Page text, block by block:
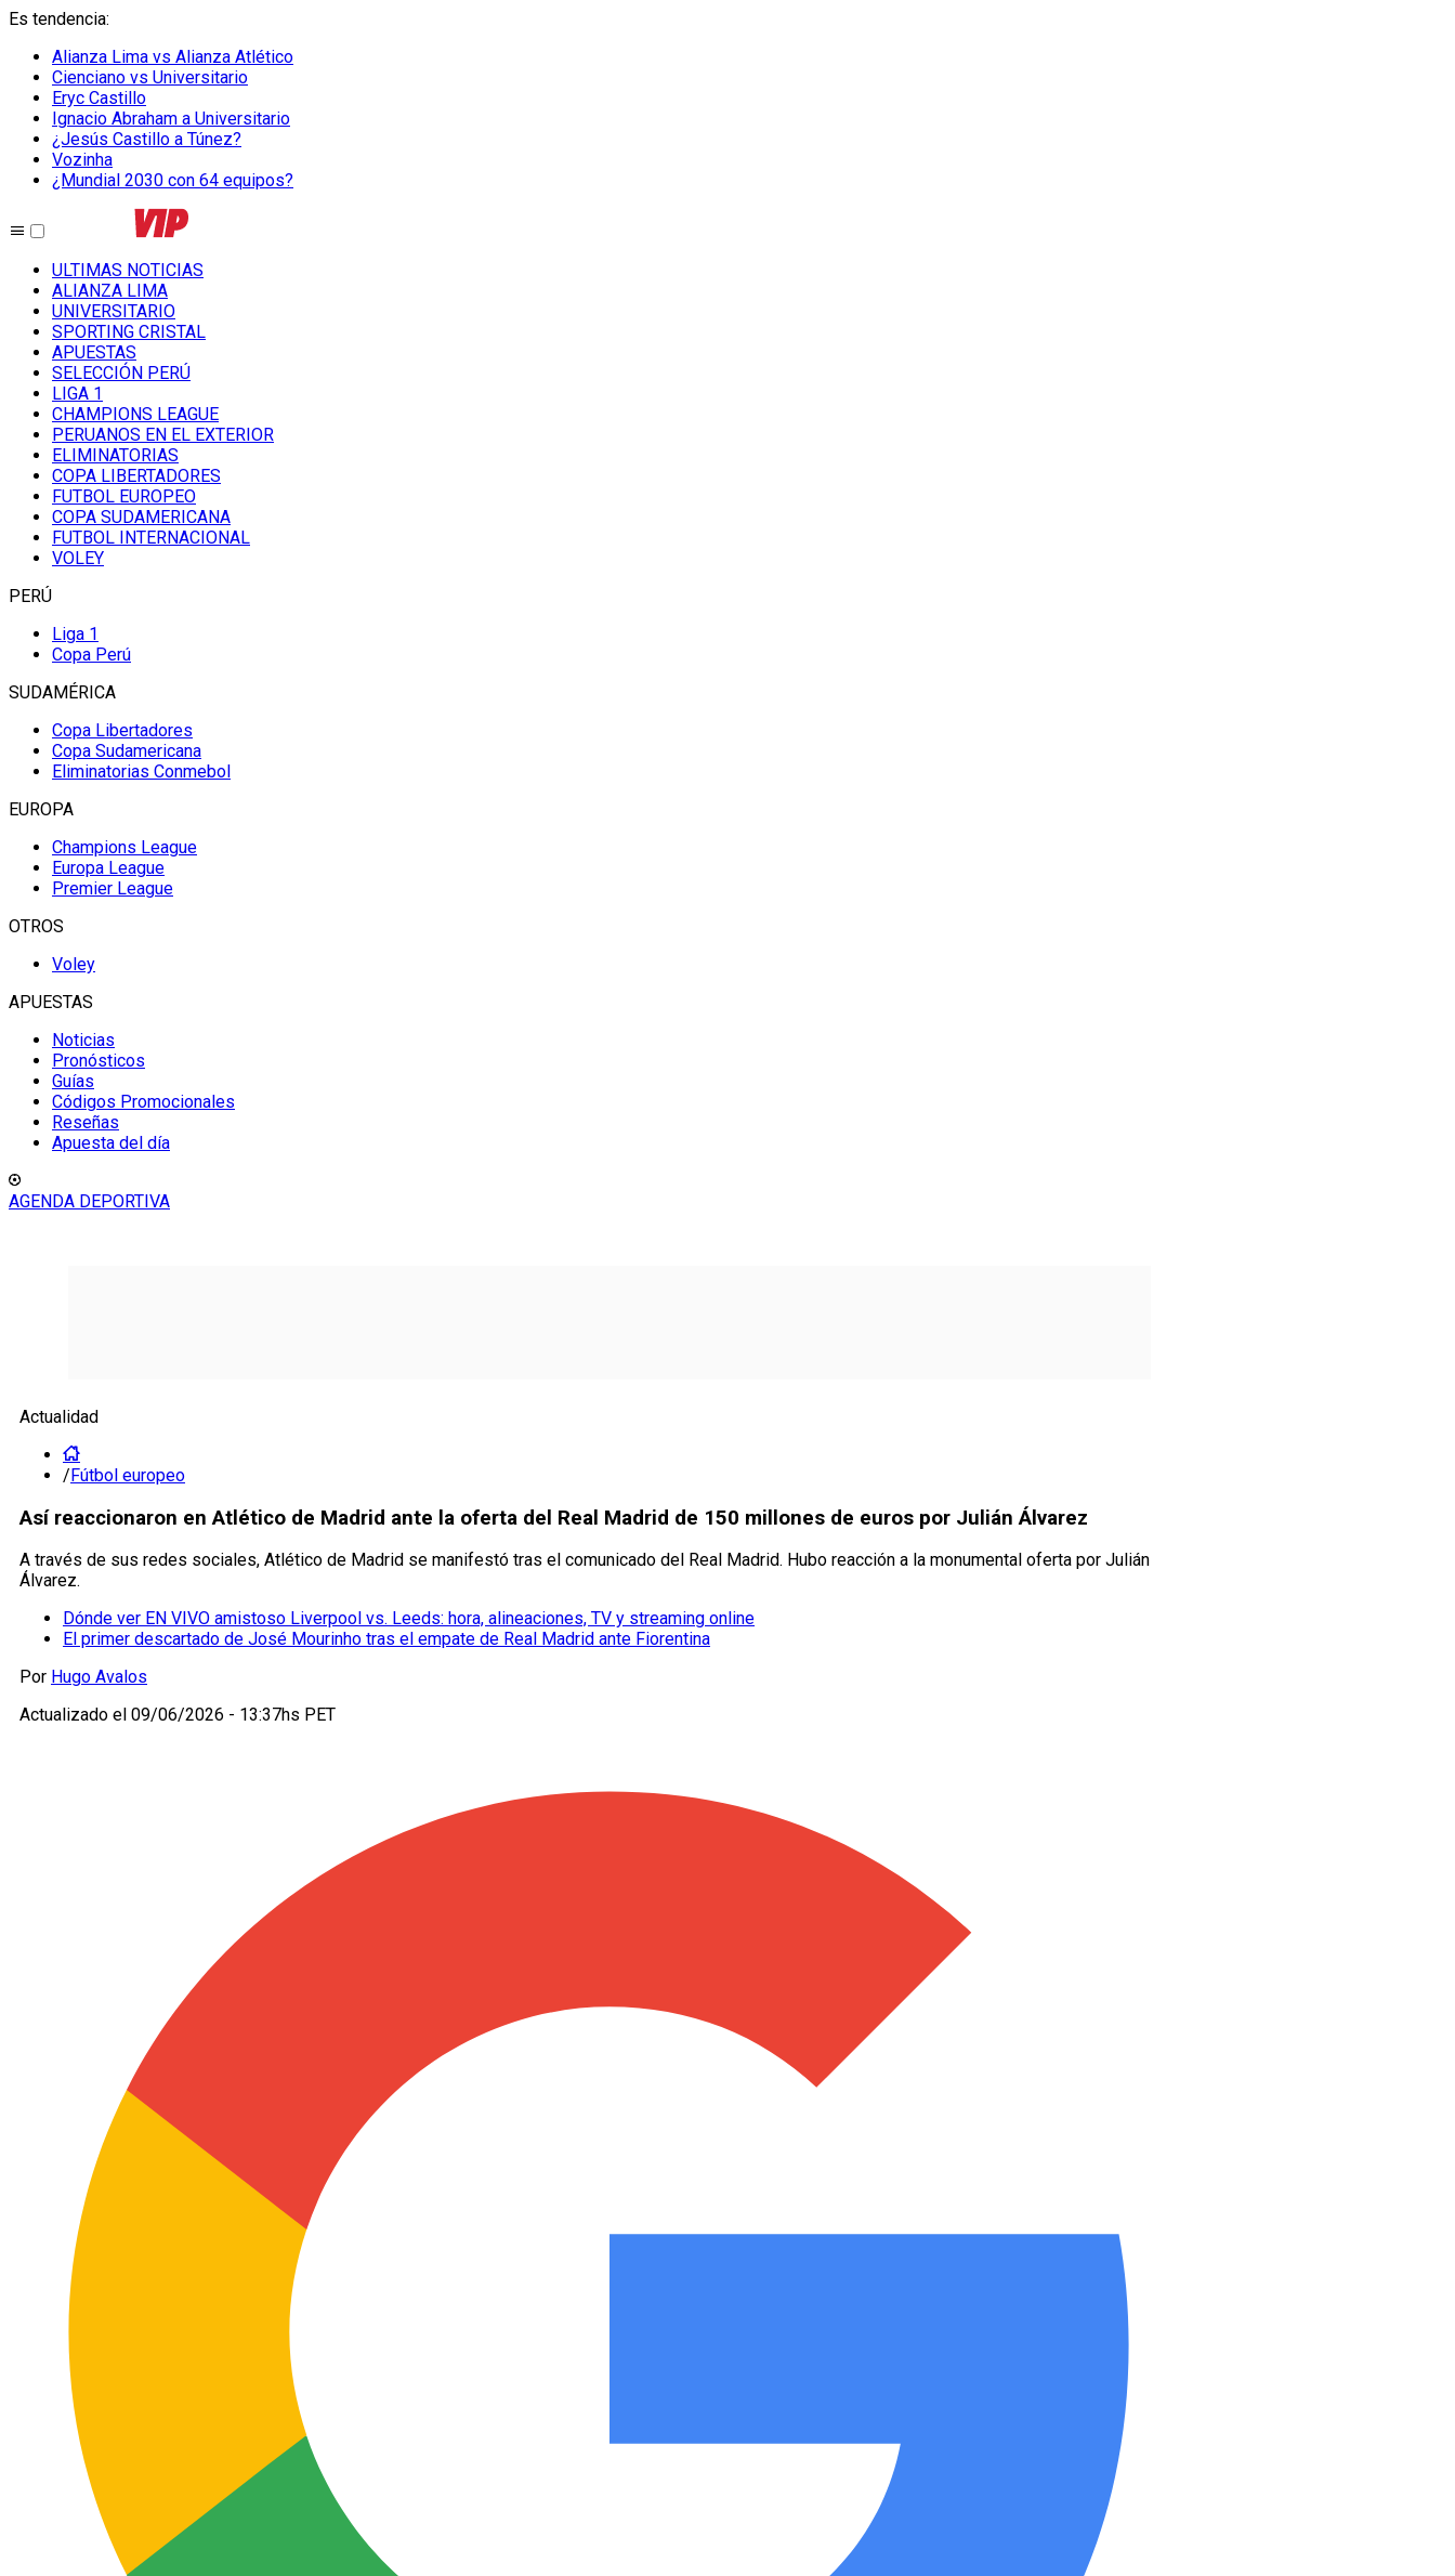
Es tendencia:
Alianza Lima vs Alianza Atlético
Cienciano vs Universitario
Eryc Castillo
Ignacio Abraham a Universitario
¿Jesús Castillo a Túnez?
Vozinha
¿Mundial 2030 con 64 equipos?
ULTIMAS NOTICIAS
ALIANZA LIMA
UNIVERSITARIO
SPORTING CRISTAL
APUESTAS
SELECCIÓN PERÚ
LIGA 1
CHAMPIONS LEAGUE
PERUANOS EN EL EXTERIOR
ELIMINATORIAS
COPA LIBERTADORES
FUTBOL EUROPEO
COPA SUDAMERICANA
FUTBOL INTERNACIONAL
VOLEY
PERÚ
Liga 1
Copa Perú
SUDAMÉRICA
Copa Libertadores
Copa Sudamericana
Eliminatorias Conmebol
EUROPA
Champions League
Europa League
Premier League
OTROS
Voley
APUESTAS
Noticias
Pronósticos
Guías
Códigos Promocionales
Reseñas
Apuesta del día
AGENDA DEPORTIVA
Actualidad
/Fútbol europeo
Así reaccionaron en Atlético de Madrid ante la oferta del Real Madrid de 150 millones de euros por Julián Álvarez
A través de sus redes sociales, Atlético de Madrid se manifestó tras el comunicado del Real Madrid. Hubo reacción a la monumental oferta por Julián
Álvarez.
Dónde ver EN VIVO amistoso Liverpool vs. Leeds: hora, alineaciones, TV y streaming online
El primer descartado de José Mourinho tras el empate de Real Madrid ante Fiorentina
Por Hugo Avalos
Actualizado el 09/06/2026 - 13:37hs PET